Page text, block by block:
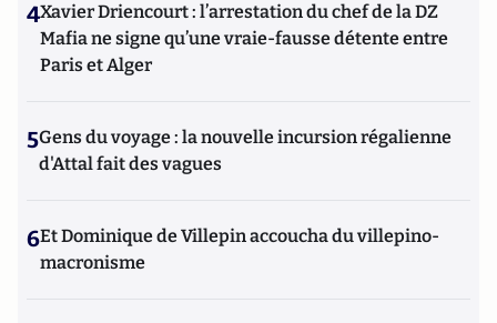
4Xavier Driencourt : l’arrestation du chef de la DZ
Mafia ne signe qu’une vraie-fausse détente entre
Paris et Alger
5Gens du voyage : la nouvelle incursion régalienne
d'Attal fait des vagues
6Et Dominique de Villepin accoucha du villepino-
macronisme